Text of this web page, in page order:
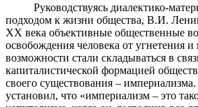
Руководствуясь диалектико-
подходом к жизни общества, В.И.
ХХ века объективные общественные
освобождения человека от угнетения
возможности стали складываться в
капиталистической формацией
своего существования –
установил, что «империализм – это